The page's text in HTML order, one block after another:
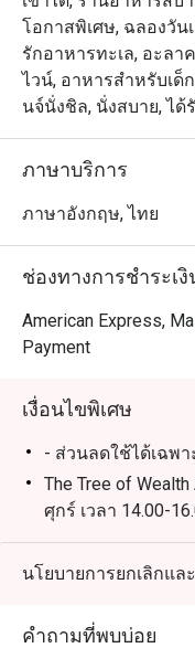
โอกาสพิเศษ, ฉลองวัน
รักอาหารทะเล, อะลา
ไวน์, อาหารสำหรับเด็
นจ์นั่งชิล, นั่งสบาย, ได้
ภาษาบริการ
ภาษาอังกฤษ, ไทย
ช่องทางการชำระเงิ
American Express,
Payment
เงื่อนไขพิเศษ
- ส่วนลดใช้ได้เฉพ
The Tree of
ศุกร์ เวลา 14.00-
- กรุณาจองล่วงหน้
จะพร้อมเสริฟใน
นโยบายการยกเลิกแล
คำถามที่พบบ่อย